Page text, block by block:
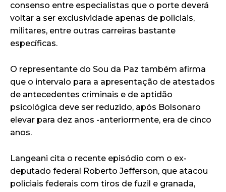
consenso entre especialistas que o porte deverá
voltar a ser exclusividade apenas de policiais,
militares, entre outras carreiras bastante
específicas.
O representante do Sou da Paz também afirma
que o intervalo para a apresentação de atestados
de antecedentes criminais e de aptidão
psicológica deve ser reduzido, após Bolsonaro
elevar para dez anos -anteriormente, era de cinco
anos.
Langeani cita o recente episódio com o ex-
deputado federal Roberto Jefferson, que atacou
policiais federais com tiros de fuzil e granada,